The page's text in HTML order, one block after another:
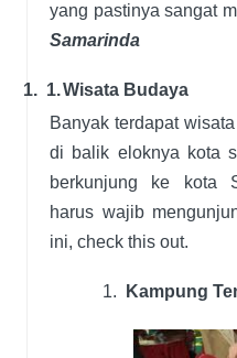
yang pastinya sangat
Samarinda
1. 1.Wisata Budaya
Banyak terdapat
di balik eloknya kota
berkunjung ke kota
harus wajib
ini, check this out.
1. Kampung